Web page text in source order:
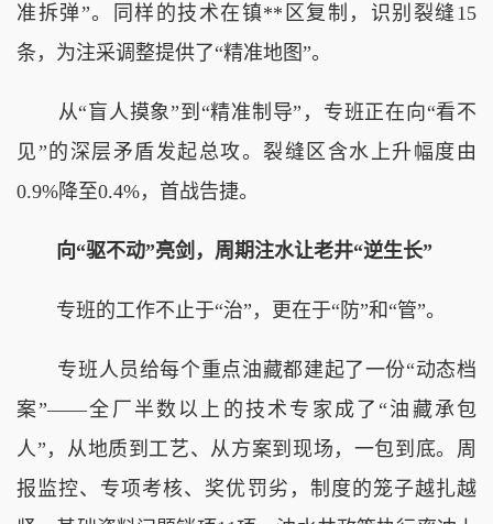
准拆弹”。同样的技术在镇**区复制，识别裂缝15
条，为注采调整提供了“精准地图”。
从“盲人摸象”到“精准制导”，专班正在向“看不
见”的深层矛盾发起总攻。裂缝区含水上升幅度由
0.9%降至0.4%，首战告捷。
向“驱不动”亮剑，周期注水让老井“逆生长”
专班的工作不止于“治”，更在于“防”和“管”。
专班人员给每个重点油藏都建起了一份“动态档
案”——全厂半数以上的技术专家成了“油藏承包
人”，从地质到工艺、从方案到现场，一包到底。周
报监控、专项考核、奖优罚劣，制度的笼子越扎越